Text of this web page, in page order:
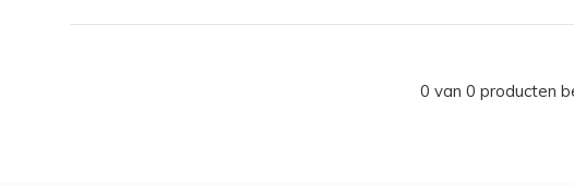
0 van 0 producten